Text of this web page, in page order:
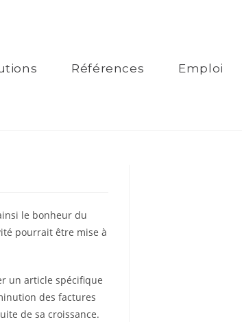
Références Emploi
le bonheur du
pourrait être mise à
un article spécifique
des factures
de sa croissance.